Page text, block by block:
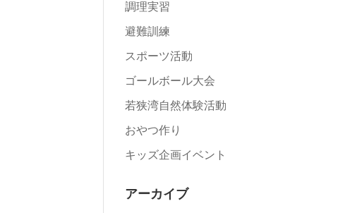
調理実習
避難訓練
スポーツ活動
ゴールボール大会
若狭湾自然体験活動
おやつ作り
キッズ企画イベント
アーカイブ